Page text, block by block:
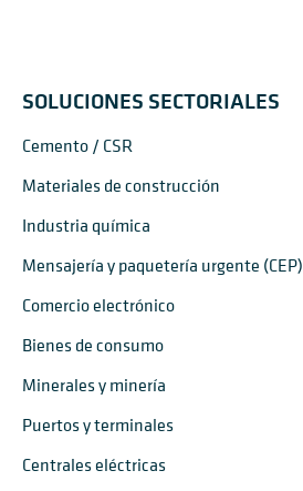
SOLUCIONES SECTORIALES
Cemento / CSR
Materiales de construcción
Industria química
Mensajería y paquetería urgente (CEP)
Comercio electrónico
Bienes de consumo
Minerales y minería
Puertos y terminales
Centrales eléctricas